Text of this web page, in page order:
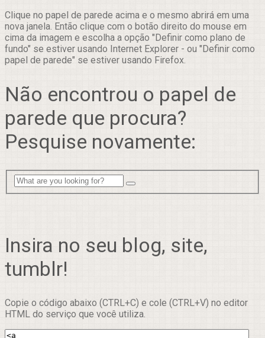
Clique no papel de parede acima e o mesmo abrirá em uma
nova janela. Então clique com o botão direito do mouse em
cima da imagem e escolha a opção "Definir como plano de
fundo" se estiver usando Internet Explorer - ou "Definir como
papel de parede" se estiver usando Firefox.
Não encontrou o papel de
parede que procura?
Pesquise novamente:
Insira no seu blog, site,
tumblr!
Copie o código abaixo (CTRL+C) e cole (CTRL+V) no editor
HTML do serviço que você utiliza.